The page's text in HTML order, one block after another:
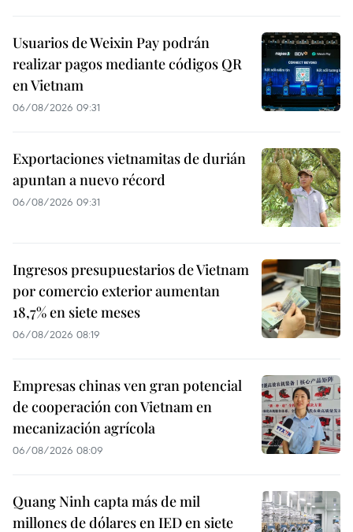
Usuarios de Weixin Pay podrán
realizar pagos mediante códigos QR
en Vietnam
06/08/2026 09:31
Exportaciones vietnamitas de durián
apuntan a nuevo récord
06/08/2026 09:31
Ingresos presupuestarios de Vietnam
por comercio exterior aumentan
18,7% en siete meses
06/08/2026 08:19
Empresas chinas ven gran potencial
de cooperación con Vietnam en
mecanización agrícola
06/08/2026 08:09
Quang Ninh capta más de mil
millones de dólares en IED en siete